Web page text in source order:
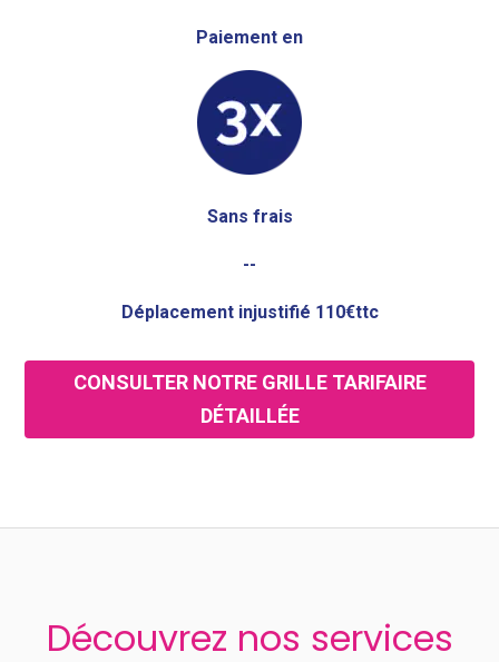
Paiement en
Sans frais
--
Déplacement injustifié 110€ttc
CONSULTER NOTRE GRILLE TARIFAIRE
DÉTAILLÉE
Découvrez nos services